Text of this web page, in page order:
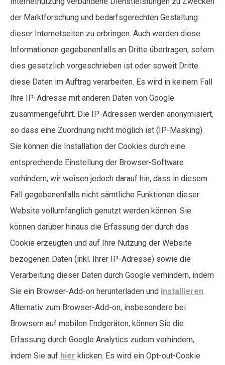
der Marktforschung und bedarfsgerechten Gestaltung
dieser Internetseiten zu erbringen. Auch werden diese
Informationen gegebenenfalls an Dritte übertragen, sofern
dies gesetzlich vorgeschrieben ist oder soweit Dritte
diese Daten im Auftrag verarbeiten. Es wird in keinem Fall
Ihre IP-Adresse mit anderen Daten von Google
zusammengeführt. Die IP-Adressen werden anonymisiert,
so dass eine Zuordnung nicht möglich ist (IP-Masking).
Sie können die Installation der Cookies durch eine
entsprechende Einstellung der Browser-Software
verhindern; wir weisen jedoch darauf hin, dass in diesem
Fall gegebenenfalls nicht sämtliche Funktionen dieser
Website vollumfänglich genutzt werden können. Sie
können darüber hinaus die Erfassung der durch das
Cookie erzeugten und auf Ihre Nutzung der Website
bezogenen Daten (inkl. Ihrer IP-Adresse) sowie die
Verarbeitung dieser Daten durch Google verhindern, indem
Sie ein Browser-Add-on herunterladen und installieren.
Alternativ zum Browser-Add-on, insbesondere bei
Browsern auf mobilen Endgeräten, können Sie die
Erfassung durch Google Analytics zudem verhindern,
indem Sie auf hier klicken. Es wird ein Opt-out-Cookie